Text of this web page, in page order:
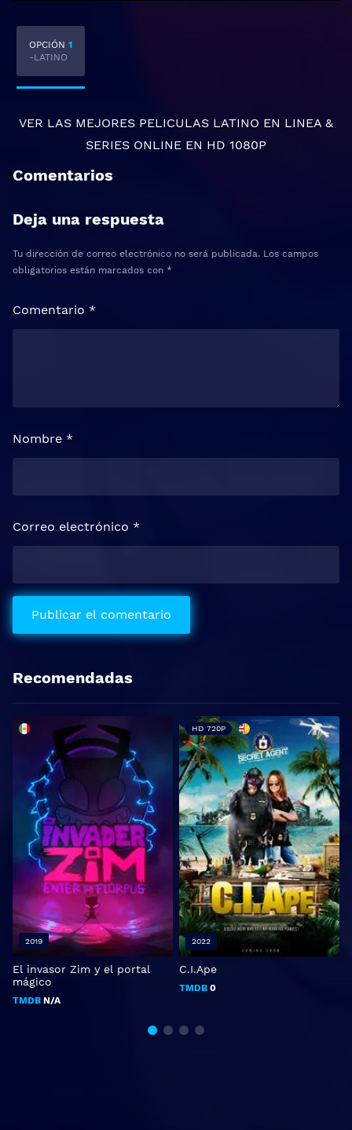
OPCIÓN 1
-LATINO
VER LAS MEJORES PELICULAS LATINO EN LINEA &
SERIES ONLINE EN HD 1080P
Comentarios
Deja una respuesta
Tu dirección de correo electrónico no será publicada. Los campos
obligatorios están marcados con *
Comentario *
Nombre *
Correo electrónico *
Recomendadas
El invasor Zim y el portal
mágico
TMDB N/A
2019
C.I.Ape
TMDB 0
HD 720P
2022